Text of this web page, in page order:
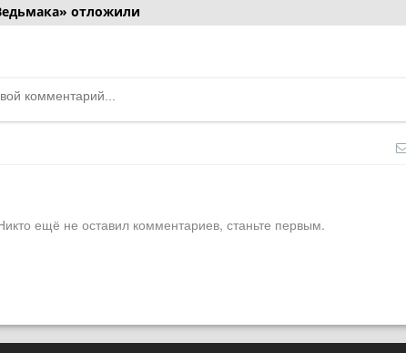
отложили
ещё не оставил комментариев, станьте первым.